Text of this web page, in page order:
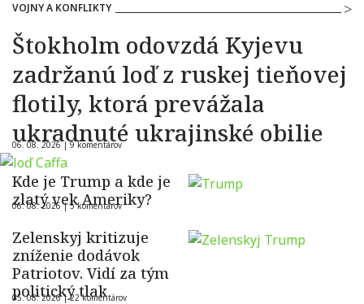
VOJNY A KONFLIKTY
Štokholm odovzdá Kyjevu
zadržanú loď z ruskej tieňovej
flotily, ktorá prevážala
ukradnuté ukrajinské obilie
06. 08. 2026 |9 komentárov
Kde je Trump a kde je
zlatý vek Ameriky?
06. 08. 2026 |5 komentárov
Zelenskyj kritizuje
zníženie dodávok
Patriotov. Vidí za tým
politický tlak
05. 08. 2026 |22 komentárov